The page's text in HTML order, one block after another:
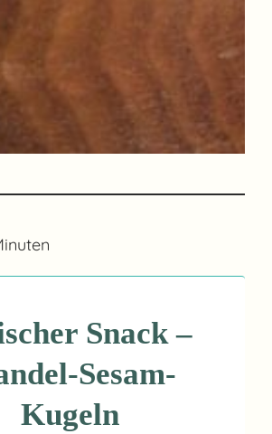
Snack –
Sesam-
Kugeln